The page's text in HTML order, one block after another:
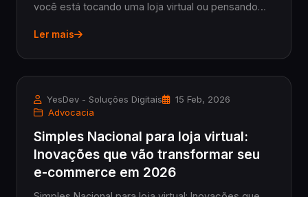
você está tocando uma loja virtual ou pensando
calcular imposto de e-commerce é fundamental
Ler mais
YesDev - Soluções Digitais
15 Feb, 2026
Advocacia
Simples Nacional para loja virtual:
Inovações que vão transformar seu
e-commerce em 2026